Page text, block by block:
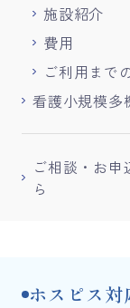
施設紹介
費用
ご利用まで
看護小規模多
ご相談・お
ら
ホスピス